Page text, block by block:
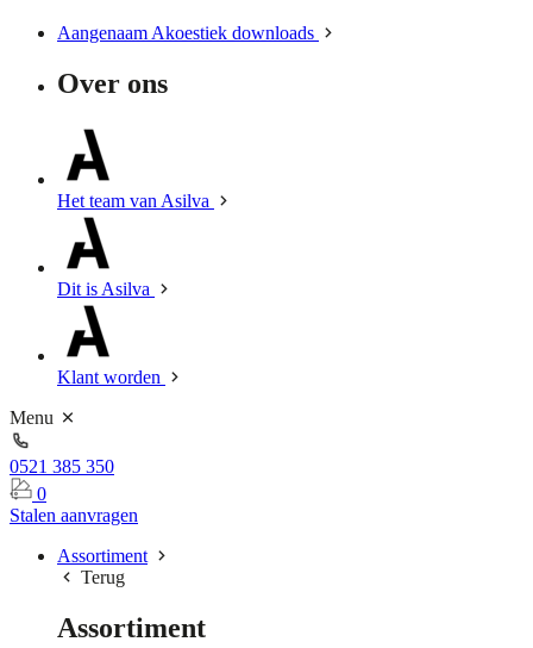
Aangenaam Akoestiek downloads
Over ons
Het team van Asilva
Dit is Asilva
Klant worden
Menu
0521 385 350
0
Stalen aanvragen
Assortiment
Terug
Assortiment